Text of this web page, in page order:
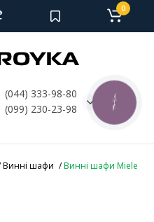
(044) 333-98-80
(099) 230-23-98
0
Винні шафи Винні шафи Miele
КНОПКА
СВЯЗИ